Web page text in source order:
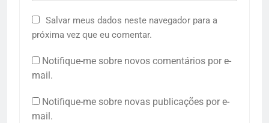
Salvar meus dados neste navegador para a
próxima vez que eu comentar.
Notifique-me sobre novos comentários por e-
mail.
Notifique-me sobre novas publicações por e-
mail.